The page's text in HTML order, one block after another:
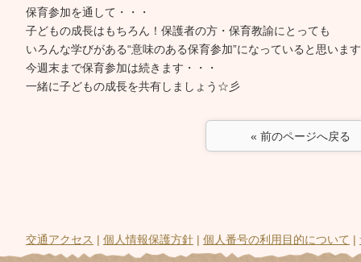
保育参加を通して・・・
子どもの成長はもちろん！保護者の方・保育教諭にとっても
いろんな学びがある“意味のある保育参加”になっていると思いま
今週末まで保育参加は続きます・・・
一緒に子どもの成長を共有しましょう☆彡
« 前のページへ戻る
交通アクセス | 個人情報保護方針 | 個人番号の利用目的について |